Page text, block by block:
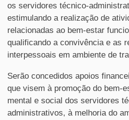
os servidores técnico-
estimulando a realização de
relacionadas ao bem-estar
qualificando a convivência e as
interpessoais em ambiente de
Serão concedidos apoios
que visem à promoção do bem-
mental e social dos servidores
administrativos, à melhoria do